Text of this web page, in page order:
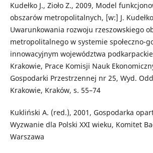
Kudełko J., Zioło Z., 2009, Model
obszarów metropolitalnych, [w:] J.
Uwarunkowania rozwoju rzeszowskiego
metropolitalnego w systemie społeczno-
innowacyjnym województwa
Krakowie, Prace Komisji Nauk
Gospodarki Przestrzennej nr 25, Wyd.
Krakowie, Kraków, s. 55–74
Kukliński A. (red.), 2001, Gospodarka
Wyzwanie dla Polski XXI wieku, Komitet
Warszawa